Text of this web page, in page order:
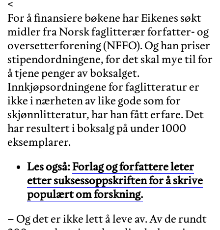
<
For å finansiere bøkene har Eikenes søkt
midler fra Norsk faglitterær forfatter- og
oversetterforening (NFFO). Og han priser
stipendordningene, for det skal mye til for
å tjene penger av boksalget.
Innkjøpsordningene for faglitteratur er
ikke i nærheten av like gode som for
skjønnlitteratur, har han fått erfare. Det
har resultert i boksalg på under 1000
eksemplarer.
Les også:Forlag og forfattere leter
etter suksessoppskriften for å skrive
populært om forskning.
– Og det er ikke lett å leve av. Av de rundt